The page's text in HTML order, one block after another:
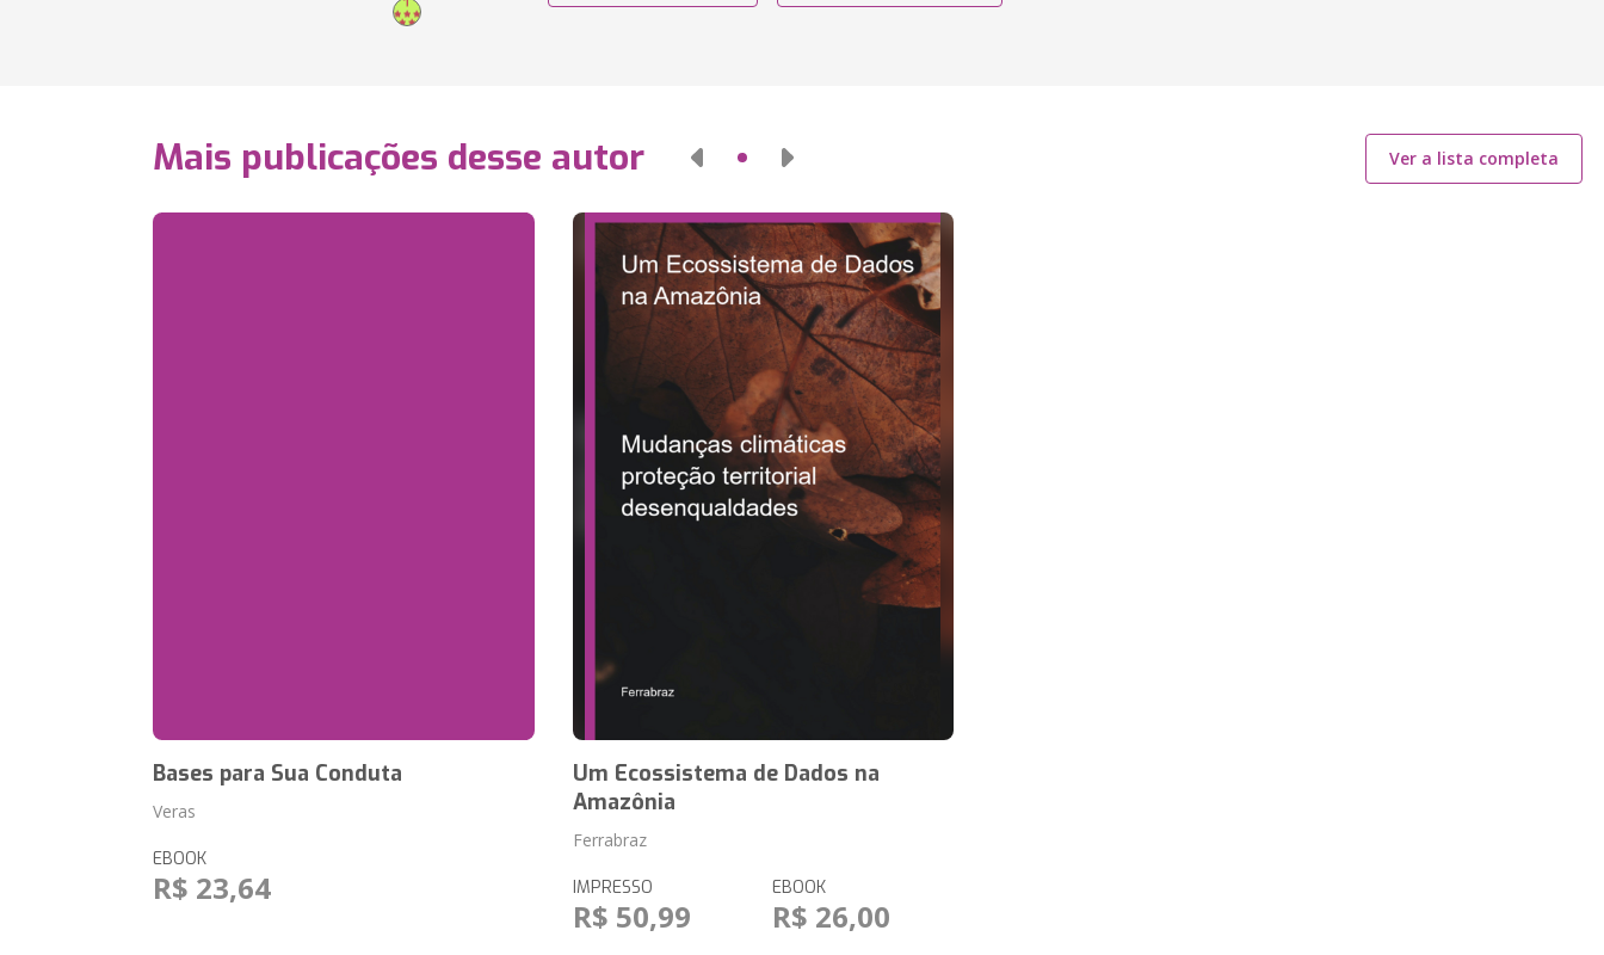
Mais publicações desse autor Ver a lista completa
Bases para Sua Conduta
Veras
EBOOK
R$ 23,64
Um Ecossistema de Dados na
Amazônia
Ferrabraz
IMPRESSO
R$ 50,99
EBOOK
R$ 26,00